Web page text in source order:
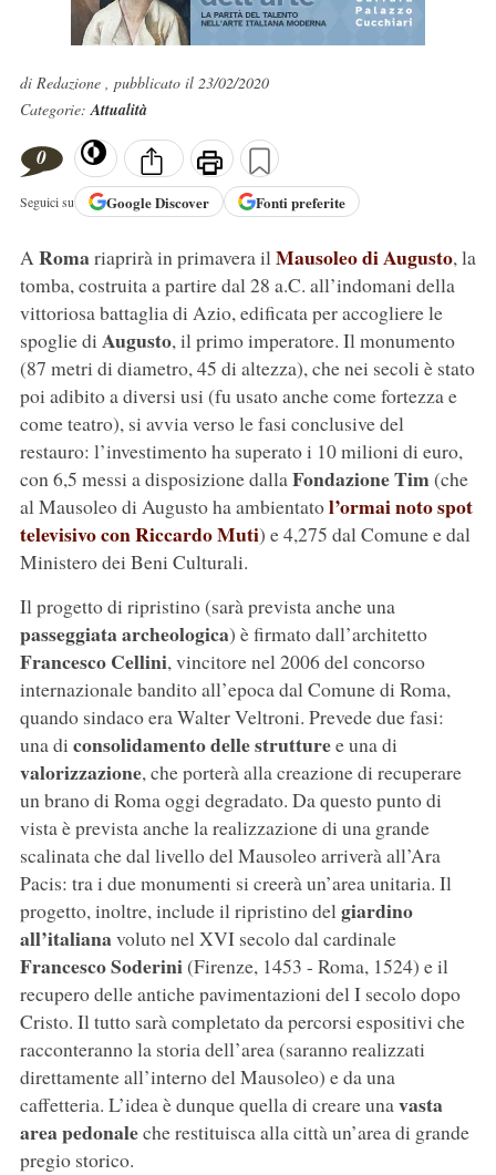
di Redazione , pubblicato il 23/02/2020
Categorie:Attualità
0
Seguici su GoogleDiscover Fonti preferite
ARomariaprirà in primavera ilMausoleo di Augusto, la
tomba, costruita a partire dal 28 a.C. all’indomani della
vittoriosa battaglia di Azio, edificata per accogliere le
spoglie di Augusto, il primo imperatore. Il monumento
(87 metri di diametro, 45 di altezza), che nei secoli è stato
poi adibito a diversi usi (fu usato anche come fortezza e
come teatro), si avvia verso le fasi conclusive del
restauro: l’investimento ha superato i 10 milioni di euro,
con 6,5 messi a disposizione dallaFondazione Tim(che
al Mausoleo di Augusto ha ambientatol’ormai noto spot
televisivo con Riccardo Muti) e 4,275 dal Comune e dal
Ministero dei Beni Culturali.
Il progetto di ripristino (sarà prevista anche una
passeggiata archeologica) è firmato dall’architetto
Francesco Cellini, vincitore nel 2006 del concorso
internazionale bandito all’epoca dal Comune di Roma,
quando sindaco era Walter Veltroni. Prevede due fasi:
una di consolidamento delle strutturee una di
valorizzazione, che porterà alla creazione di recuperare
un brano di Roma oggi degradato. Da questo punto di
vista è prevista anche la realizzazione di una grande
scalinata che dal livello del Mausoleo arriverà all’Ara
Pacis: tra i due monumenti si creerà un’area unitaria. Il
progetto, inoltre, include il ripristino delgiardino
all’italianavoluto nel XVI secolo dal cardinale
Francesco Soderini(Firenze, 1453 - Roma, 1524) e il
recupero delle antiche pavimentazioni del I secolo dopo
Cristo. Il tutto sarà completato da percorsi espositivi che
racconteranno la storia dell’area (saranno realizzati
direttamente all’interno del Mausoleo) e da una
caffetteria. L’idea è dunque quella di creare unavasta
area pedonaleche restituisca alla città un’area di grande
pregio storico.